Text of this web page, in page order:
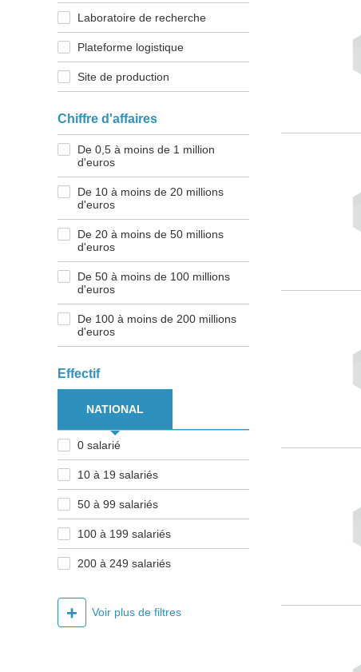
Laboratoire de recherche
Plateforme logistique
Site de production
Chiffre d'affaires
De 0,5 à moins de 1 million
d'euros
De 10 à moins de 20 millions
d'euros
De 20 à moins de 50 millions
d'euros
De 50 à moins de 100 millions
d'euros
De 100 à moins de 200 millions
d'euros
Effectif
NATIONAL
0 salarié
10 à 19 salariés
50 à 99 salariés
100 à 199 salariés
200 à 249 salariés
+ Voir plus de filtres